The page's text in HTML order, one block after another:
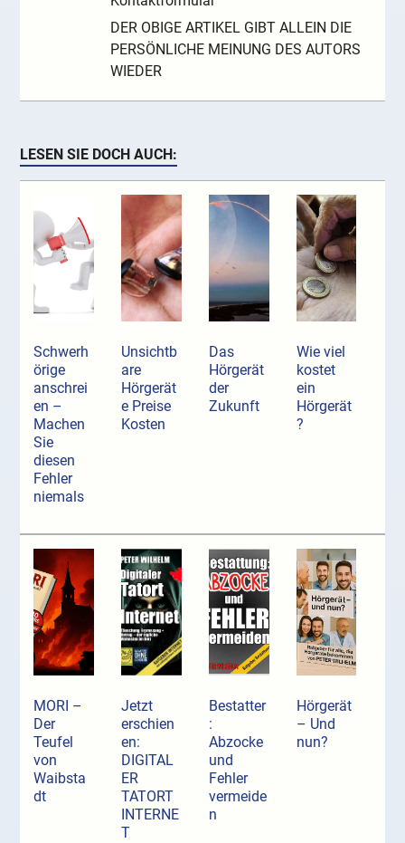
DER OBIGE ARTIKEL GIBT ALLEIN DIE
PERSÖNLICHE MEINUNG DES AUTORS
WIEDER
LESEN SIE DOCH AUCH:
Schwerh
örige
anschrei
en –
Machen
Sie
diesen
Fehler
niemals
Unsichtb
are
Hörgerät
e Preise
Kosten
Das
Hörgerät
der
Zukunft
Wie viel
kostet
ein
Hörgerät
?
MORI –
Der
Teufel
von
Waibsta
dt
Jetzt
erschien
en:
DIGITAL
ER
TATORT
INTERNE
T
Bestatter
:
Abzocke
und
Fehler
vermeide
n
Hörgerät
– Und
nun?